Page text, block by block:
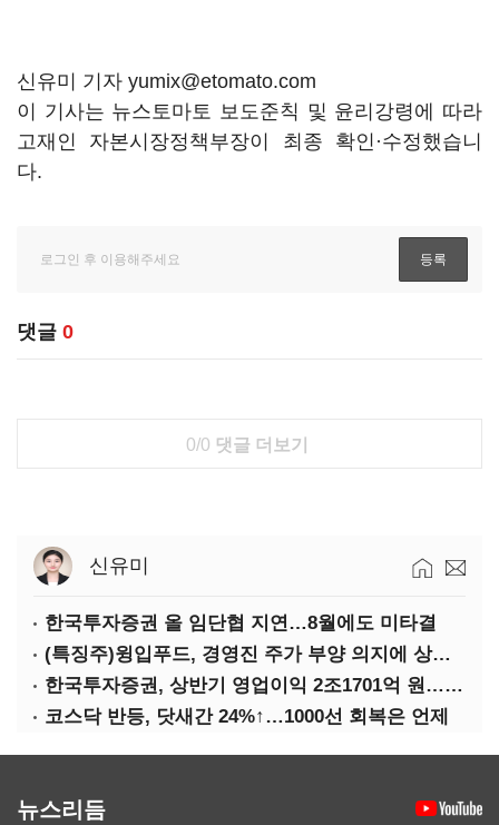
신유미 기자 yumix@etomato.com
이 기사는 뉴스토마토 보도준칙 및 윤리강령에 따라
고재인 자본시장정책부장이 최종 확인·수정했습니
다.
댓글 0
0/0 댓글 더보기
신유미
한국투자증권 올 임단협 지연…8월에도 미타결
(특징주)윙입푸드, 경영진 주가 부양 의지에 상한가
한국투자증권, 상반기 영업이익 2조1701억 원… 전년비 89.1%↑
코스닥 반등, 닷새간 24%↑…1000선 회복은 언제
뉴스리듬